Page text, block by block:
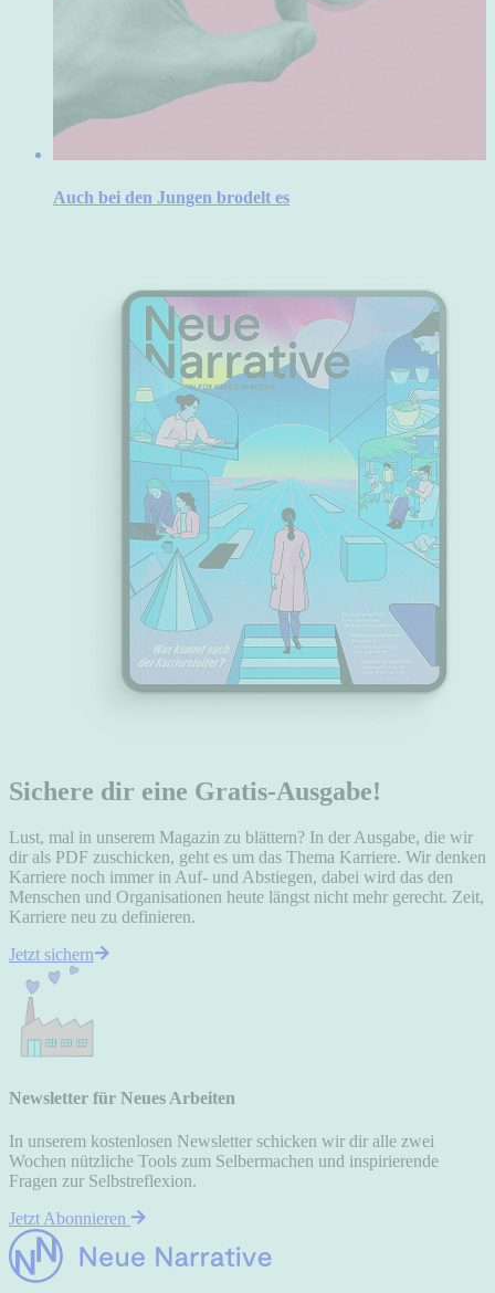
Auch bei den Jungen brodelt es
Sichere dir eine Gratis-Ausgabe!
Lust, mal in unserem Magazin zu blättern? In der Ausgabe, die wir
dir als PDF zuschicken, geht es um das Thema Karriere. Wir denken
Karriere noch immer in Auf- und Abstiegen, dabei wird das den
Menschen und Organisationen heute längst nicht mehr gerecht. Zeit,
Karriere neu zu definieren.
Jetzt sichern
Newsletter für Neues Arbeiten
In unserem kostenlosen Newsletter schicken wir dir alle zwei
Wochen nützliche Tools zum Selbermachen und inspirierende
Fragen zur Selbstreflexion.
Jetzt Abonnieren